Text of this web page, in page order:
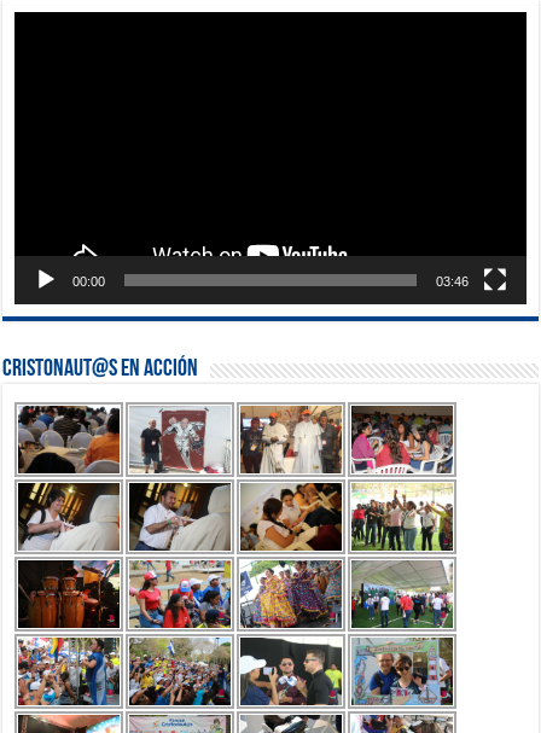
00:00 03:46
Cristonaut@s en Acción